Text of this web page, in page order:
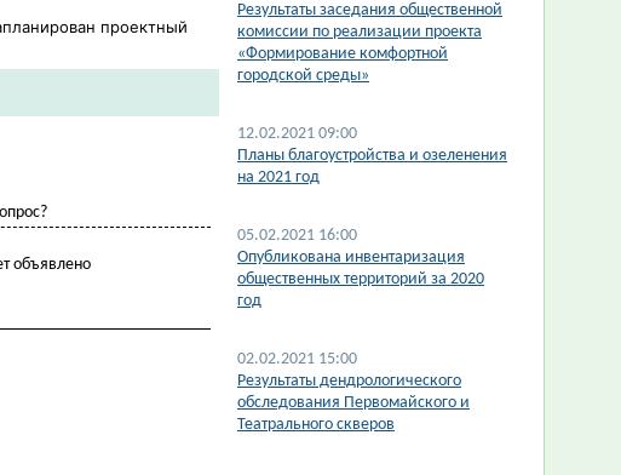
проектный
объявлено
Результаты заседания общественной
комиссии по реализации проекта
«Формирование комфортной
городской среды»
12.02.2021 09:00
Планы благоустройства и озеленения
на 2021 год
05.02.2021 16:00
Опубликована инвентаризация
общественных территорий за 2020
год
02.02.2021 15:00
Результаты дендрологического
обследования Первомайского и
Театрального скверов